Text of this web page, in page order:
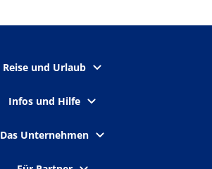
Reise und Urlaub
Infos und Hilfe
Das Unternehmen